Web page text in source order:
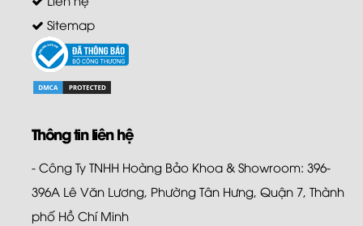
Sitemap
Thông tin liên hệ
- Công Ty TNHH Hoàng Bảo Khoa & Showroom: 396-
396A Lê Văn Lương, Phường Tân Hưng, Quận 7, Thành
phố Hồ Chí Minh